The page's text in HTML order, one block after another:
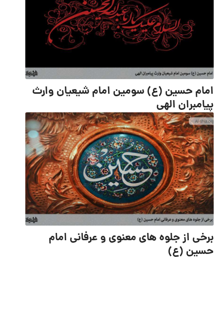
امام حسین (ع) سومین امام شیعیان وارث
پیامبران الهی
برخی از جلوه های معنوی و عرفانی امام
حسین (ع)